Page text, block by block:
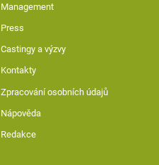
Management
Press
Castingy a výzvy
Kontakty
Zpracování osobních údajů
Nápověda
Redakce